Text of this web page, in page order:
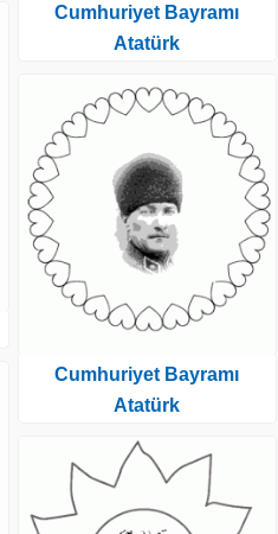
Cumhuriyet Bayramı
Atatürk
Cumhuriyet Bayramı
Atatürk